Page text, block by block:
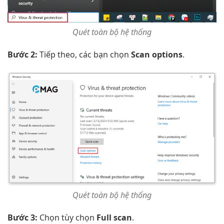
Quét toàn bộ hệ thống
Bước 2: Tiếp theo, các bạn chọn Scan options.
Quét toàn bộ hệ thống
Bước 3: Chọn tùy chọn Full scan.